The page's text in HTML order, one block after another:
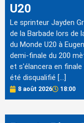
U20
Le sprinteur Jayden
de la Barbade lors de
du Monde U20 à
demi-finale du 200
et s'élancera en
été disqualifié […]
8 août 2026 18:00